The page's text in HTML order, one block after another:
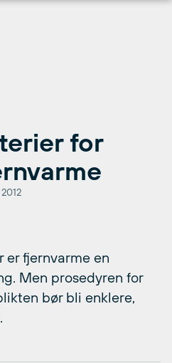
for
er fjernvarme en
Men prosedyren for
bør bli enklere,